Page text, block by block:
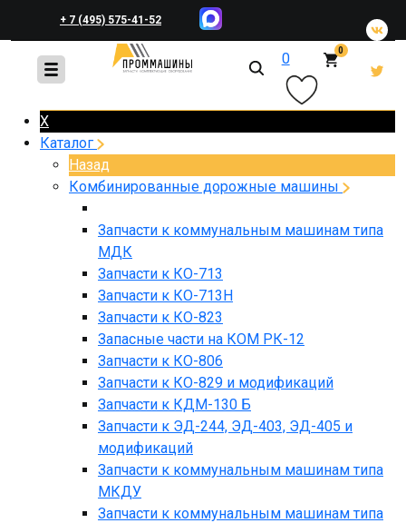
+ 7 (495) 575-41-52
+ 7 (495) 648-45-83 0 0
X
Каталог
Назад
Комбинированные дорожные машины
Запчасти к коммунальным машинам типа
МДК
Запчасти к КО-713
Запчасти к КО-713Н
Запчасти к КО-823
Запасные части на КОМ РК-12
Запчасти к КО-806
Запчасти к КО-829 и модификаций
Запчасти к КДМ-130 Б
Запчасти к ЭД-244, ЭД-403, ЭД-405 и
модификаций
Запчасти к коммунальным машинам типа
МКДУ
Запчасти к коммунальным машинам типа